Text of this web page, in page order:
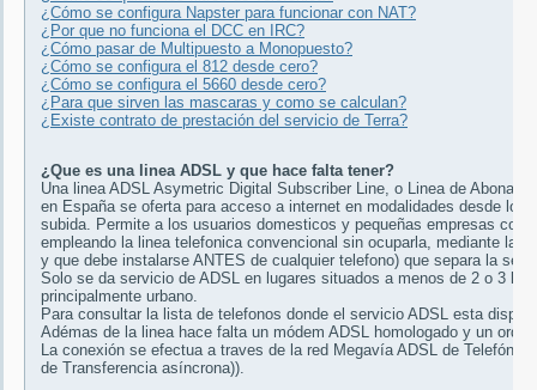
¿Cómo se configura Napster para funcionar con NAT?
¿Por que no funciona el DCC en IRC?
¿Cómo pasar de Multipuesto a Monopuesto?
¿Cómo se configura el 812 desde cero?
¿Cómo se configura el 5660 desde cero?
¿Para que sirven las mascaras y como se calculan?
¿Existe contrato de prestación del servicio de Terra?
¿Que es una linea ADSL y que hace falta tener?
Una linea ADSL Asymetric Digital Subscriber Line, o Linea de
en España se oferta para acceso a internet en modalidades desde
subida. Permite a los usuarios domesticos y pequeñas empresas
empleando la linea telefonica convencional sin ocuparla, mediante la
y que debe instalarse ANTES de cualquier telefono) que separa la
Solo se da servicio de ADSL en lugares situados a menos de 2 o 3
principalmente urbano.
Para consultar la lista de telefonos donde el servicio ADSL esta
Adémas de la linea hace falta un módem ADSL homologado y un
La conexión se efectua a traves de la red Megavía ADSL de
de Transferencia asíncrona)).